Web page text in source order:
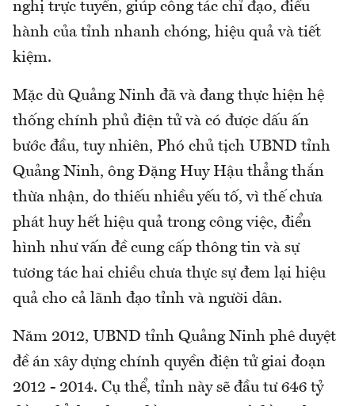
nghị trực tuyến, giúp công tác chỉ đạo, điều
hành của tỉnh nhanh chóng, hiệu quả và tiết
kiệm.
Mặc dù Quảng Ninh đã và đang thực hiện hệ
thống chính phủ điện tử và có được dấu ấn
bước đầu, tuy nhiên, Phó chủ tịch UBND tỉnh
Quảng Ninh, ông Đặng Huy Hậu thẳng thắn
thừa nhận, do thiếu nhiều yếu tố, vì thế chưa
phát huy hết hiệu quả trong công việc, điển
hình như vấn đề cung cấp thông tin và sự
tương tác hai chiều chưa thực sự đem lại hiệu
quả cho cả lãnh đạo tỉnh và người dân.
Năm 2012, UBND tỉnh Quảng Ninh phê duyệt
đề án xây dựng chính quyền điện tử giai đoạn
2012 - 2014. Cụ thể, tỉnh này sẽ đầu tư 646 tỷ